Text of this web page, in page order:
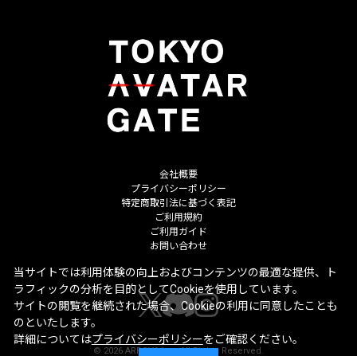
会社概要
プライバシーポリシー
特定商取引法に基づく表記
ご利用規約
ご利用ガイド
お問い合わせ
© 2026 ARROVA Inc. All Rights Reserved.
当サイトでは利用体験の向上およびコンテンツの最適な提供、ト
ラフィックの分析を目的としてCookieを使用しています。
サイトの閲覧を継続された場合、Cookieの利用に同意したことも
のといたします。
詳細についてはプライバシーポリシーをご確認ください。